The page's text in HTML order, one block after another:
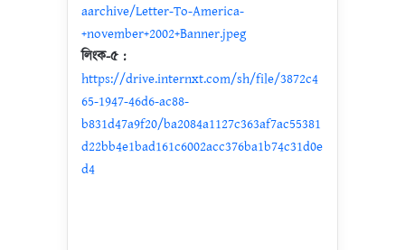
aarchive/Letter-To-America-
+november+2002+Banner.jpeg
লিংক-৫ :
https://drive.internxt.com/sh/file/3872c4
65-1947-46d6-ac88-
b831d47a9f20/ba2084a1127c363af7ac55381
d22bb4e1bad161c6002acc376ba1b74c31d0e
d4